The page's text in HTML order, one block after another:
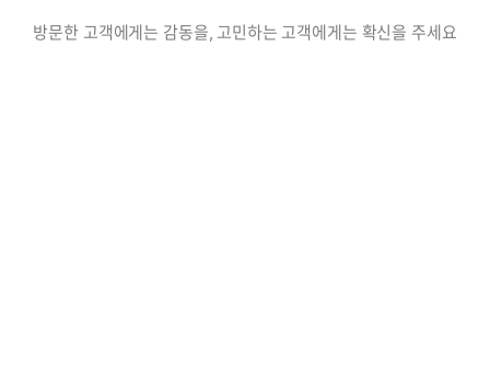
방문한 고객에게는 감동을, 고민하는 고객에게는 확신을 주세요